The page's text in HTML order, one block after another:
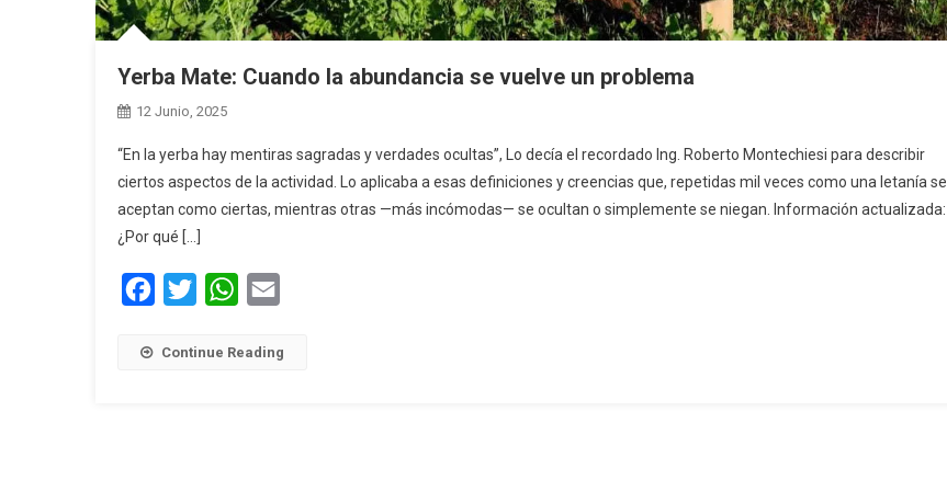
Yerba Mate: Cuando la abundancia se vuelve un problema
12 Junio, 2025
“En la yerba hay mentiras sagradas y verdades ocultas”, Lo decía el recordado Ing. Roberto Montechiesi para describir
ciertos aspectos de la actividad. Lo aplicaba a esas definiciones y creencias que, repetidas mil veces como una letanía se
aceptan como ciertas, mientras otras —más incómodas— se ocultan o simplemente se niegan. Información actualizada:
¿Por qué […]
Facebook
Twitter WhatsApp
Continue Reading